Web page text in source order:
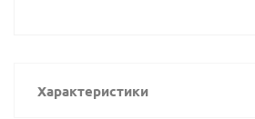
Характеристики